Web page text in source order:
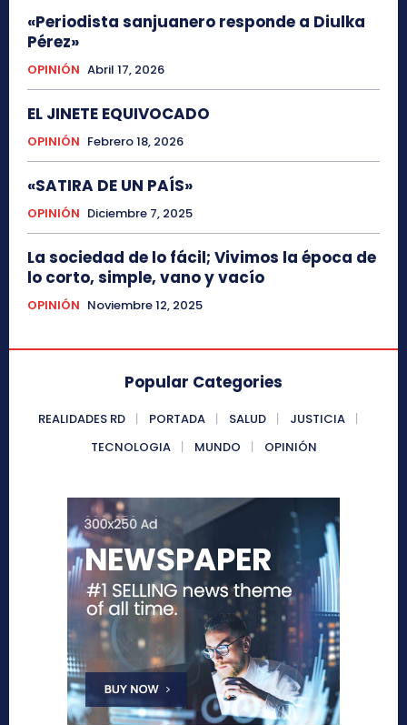
«Periodista sanjuanero responde a Diulka
Pérez»
OPINIÓN Abril 17, 2026
EL JINETE EQUIVOCADO
OPINIÓN Febrero 18, 2026
«SATIRA DE UN PAÍS»
OPINIÓN Diciembre 7, 2025
La sociedad de lo fácil; Vivimos la época de
lo corto, simple, vano y vacío
OPINIÓN Noviembre 12, 2025
Popular Categories
REALIDADES RD PORTADA SALUD
JUSTICIA
TECNOLOGIA
MUNDO OPINIÓN